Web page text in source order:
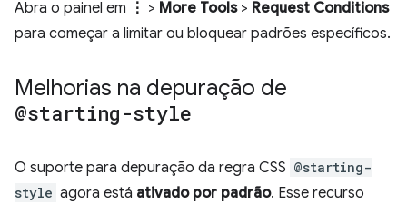
Abra o painel em ⋮ > More Tools> Request Conditions
para começar a limitar ou bloquear padrões específicos.
Melhorias na depuração de
@starting-style
O suporte para depuração da regra CSS @starting-
style agora está ativado por padrão. Esse recurso